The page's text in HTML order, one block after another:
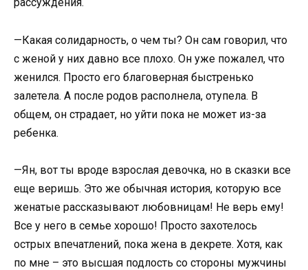
рассуждения.
—Какая солидарность, о чем ты? Он сам говорил, что
с женой у них давно все плохо. Он уже пожалел, что
женился. Просто его благоверная быстренько
залетела. А после родов располнела, отупела. В
общем, он страдает, но уйти пока не может из-за
ребенка.
—Ян, вот ты вроде взрослая девочка, но в сказки все
еще веришь. Это же обычная история, которую все
женатые рассказывают любовницам! Не верь ему!
Все у него в семье хорошо! Просто захотелось
острых впечатлений, пока жена в декрете. Хотя, как
по мне – это высшая подлость со стороны мужчины